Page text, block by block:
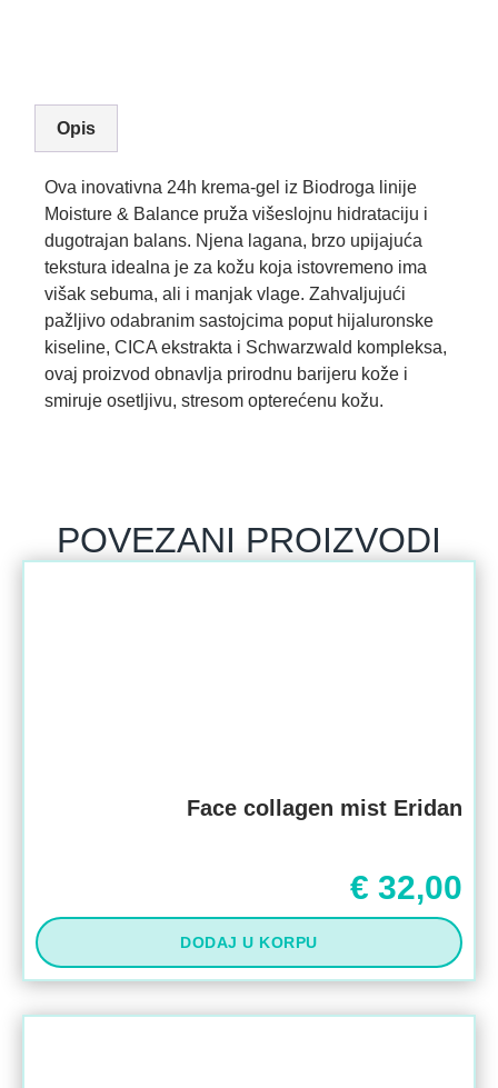
Opis
Ova inovativna 24h krema-gel iz Biodroga linije
Moisture & Balance pruža višeslojnu hidrataciju i
dugotrajan balans. Njena lagana, brzo upijajuća
tekstura idealna je za kožu koja istovremeno ima
višak sebuma, ali i manjak vlage. Zahvaljujući
pažljivo odabranim sastojcima poput hijaluronske
kiseline, CICA ekstrakta i Schwarzwald kompleksa,
ovaj proizvod obnavlja prirodnu barijeru kože i
smiruje osetljivu, stresom opterećenu kožu.
POVEZANI PROIZVODI
Face collagen mist Eridan
€ 32,00
DODAJ U KORPU